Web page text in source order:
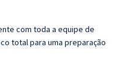
com toda a equipe de
total para uma preparação